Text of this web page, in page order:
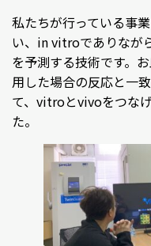
私たちが行っている事
い、in vitroでありなが
を予測する技術です。
用した場合の反応と一
て、vitroとvivoをつな
た。